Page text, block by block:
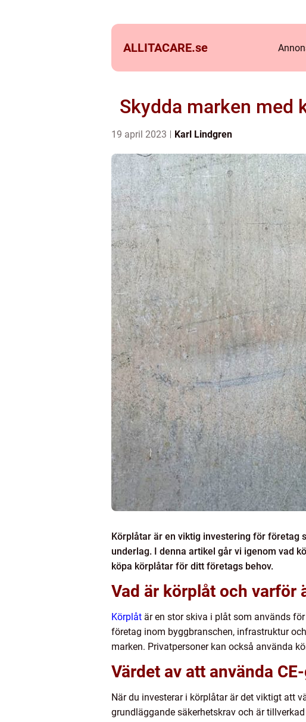
ALLITACARE.se
Skydda marken med
19 april 2023 Karl Lindgren
Körplåtar är en viktig investering för företag
underlag. I denna artikel går vi igenom vad
köpa körplåtar för ditt företags behov.
Vad är körplåt och varför
Körplåt är en stor skiva i plåt som används
företag inom byggbranschen, infrastruktur
marken. Privatpersoner kan också använda
Värdet av att använda
När du investerar i körplåtar är det viktigt att
grundläggande säkerhetskrav och är